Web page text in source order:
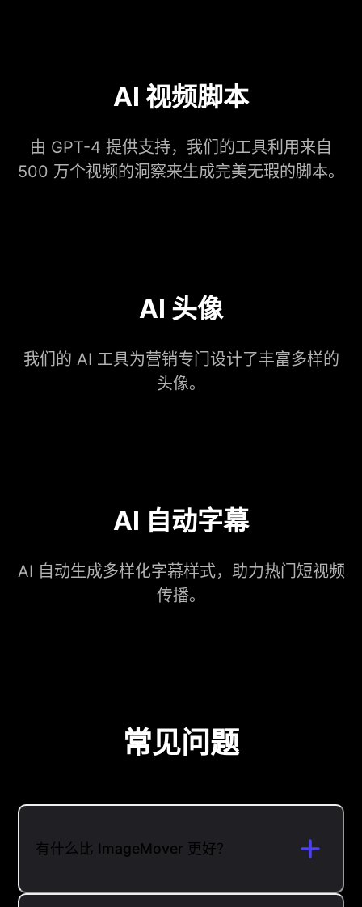
AI 视频脚本
由 GPT-4 提供支持，我们的工具利用来自
500 万个视频的洞察来生成完美无瑕的脚本。
AI 头像
我们的 AI 工具为营销专门设计了丰富多样的
头像。
AI 自动字幕
AI 自动生成多样化字幕样式，助力热门短视频
传播。
常见问题
有什么比 ImageMover 更好？